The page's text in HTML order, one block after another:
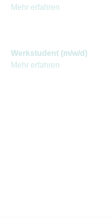
Mehr erfahren
Werkstudent (m/w/d)
Mehr erfahren